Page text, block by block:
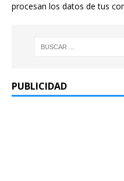
procesan los datos de tus
PUBLICIDAD